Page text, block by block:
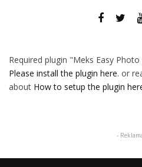
Required plugin "Meks Easy
Please install the plugin here. or
about How to setup the plugin
-